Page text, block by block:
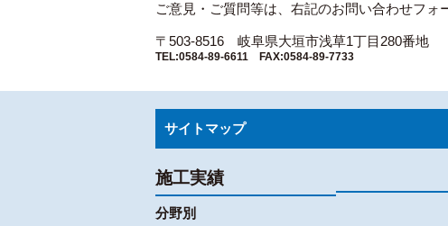
ご意見・ご質問等は、右記のお問い合わせフォ
〒503-8516 岐阜県大垣市浅草1丁目280番地
TEL:0584-89-6611 FAX:0584-89-7733
サイトマップ
施工実績
分野別